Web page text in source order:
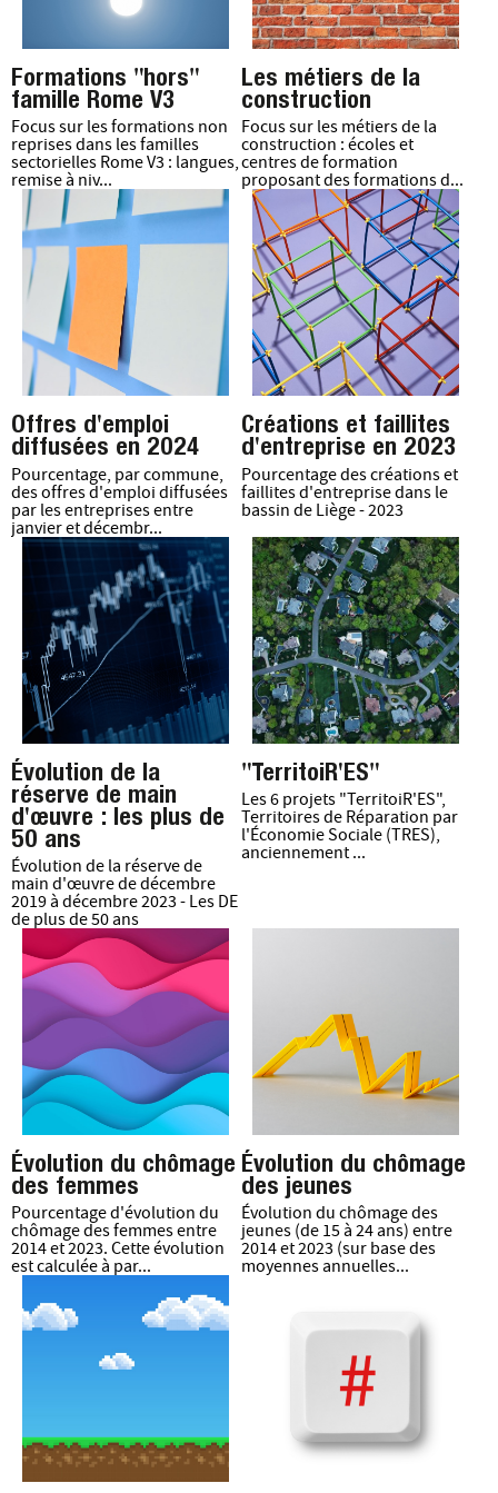
Formations "hors"
famille Rome V3
Focus sur les formations non
reprises dans les familles
sectorielles Rome V3 : langues,
remise à niv...
Les métiers de la
construction
Focus sur les métiers de la
construction : écoles et
centres de formation
proposant des formations d...
Offres d'emploi
diffusées en 2024
Pourcentage, par commune,
des offres d'emploi diffusées
par les entreprises entre
janvier et décembr...
Créations et faillites
d'entreprise en 2023
Pourcentage des créations et
faillites d'entreprise dans le
bassin de Liège - 2023
Évolution de la
réserve de main
d'œuvre : les plus de
50 ans
Évolution de la réserve de
main d'œuvre de décembre
2019 à décembre 2023 - Les DE
de plus de 50 ans
"TerritoiR'ES"
Les 6 projets "TerritoiR'ES",
Territoires de Réparation par
l'Économie Sociale (TRES),
anciennement ...
Évolution du chômage
des femmes
Pourcentage d'évolution du
chômage des femmes entre
2014 et 2023. Cette évolution
est calculée à par...
Évolution du chômage
des jeunes
Évolution du chômage des
jeunes (de 15 à 24 ans) entre
2014 et 2023 (sur base des
moyennes annuelles...